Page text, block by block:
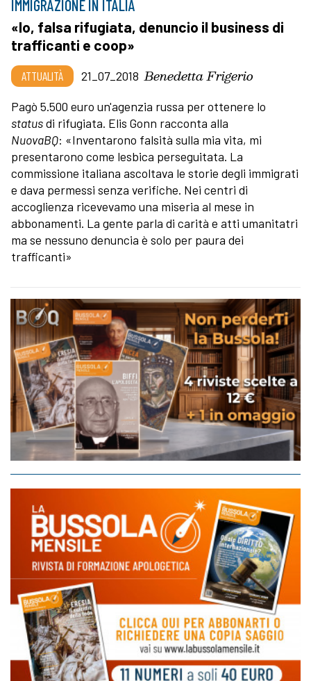
IMMIGRAZIONE IN ITALIA
«Io, falsa rifugiata, denuncio il business di
trafficanti e coop»
ATTUALITÀ 21_07_2018 Benedetta Frigerio
Pagò 5.500 euro un'agenzia russa per ottenere lo
statusdi rifugiata. Elis Gonn racconta alla
NuovaBQ: «Inventarono falsità sulla mia vita, mi
presentarono come lesbica perseguitata. La
commissione italiana ascoltava le storie degli immigrati
e dava permessi senza verifiche. Nei centri di
accoglienza ricevevamo una miseria al mese in
abbonamenti. La gente parla di carità e atti umanitatri
ma se nessuno denuncia è solo per paura dei
trafficanti»